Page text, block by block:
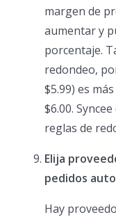
margen de
aumentar y
porcentaje.
redondeo,
$5.99) es
$6.00.
reglas de
Elija
pedidos
Hay